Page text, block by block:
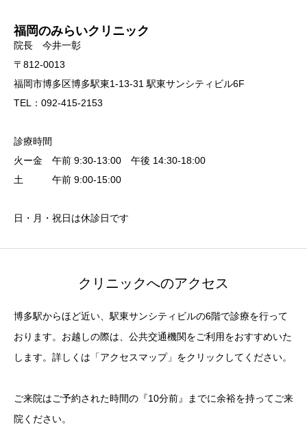
福岡のみらいクリニック
院長 今井一彰
〒812-0013
福岡市博多区博多駅東1-13-31 駅東サンシティビル6F
TEL：092-415-2153
診療時間
火ー金 午前 9:30-13:00 午後 14:30-18:00
土 午前 9:00-15:00
日・月・祝日は休診日です
クリニックへのアクセス
博多駅からほど近い、駅東サンシティビルの6階で診療を行って
おります。お越しの際は、公共交通機関をご利用をおすすめいた
します。詳しくは「アクセスマップ」をクリックしてください。
ご来院はご予約された時間の『10分前』までに余裕を持ってご来
院ください。